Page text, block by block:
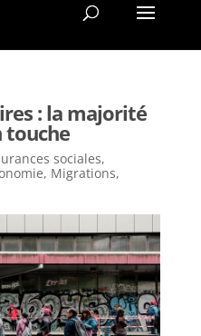
: la majorité
touche
sociales,
, Migrations,